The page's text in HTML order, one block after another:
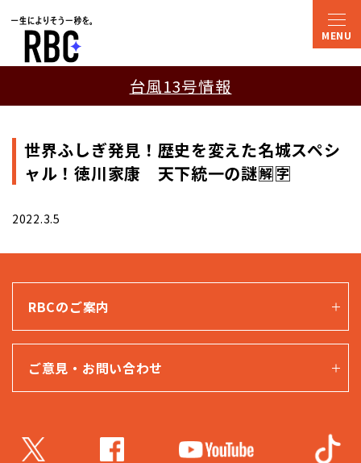
台風13号情報
世界ふしぎ発見！歴史を変えた名城スペシ
ャル！徳川家康 天下統一の謎🈖🈑
2022.3.5
RBCのご案内
ご意見・お問い合わせ